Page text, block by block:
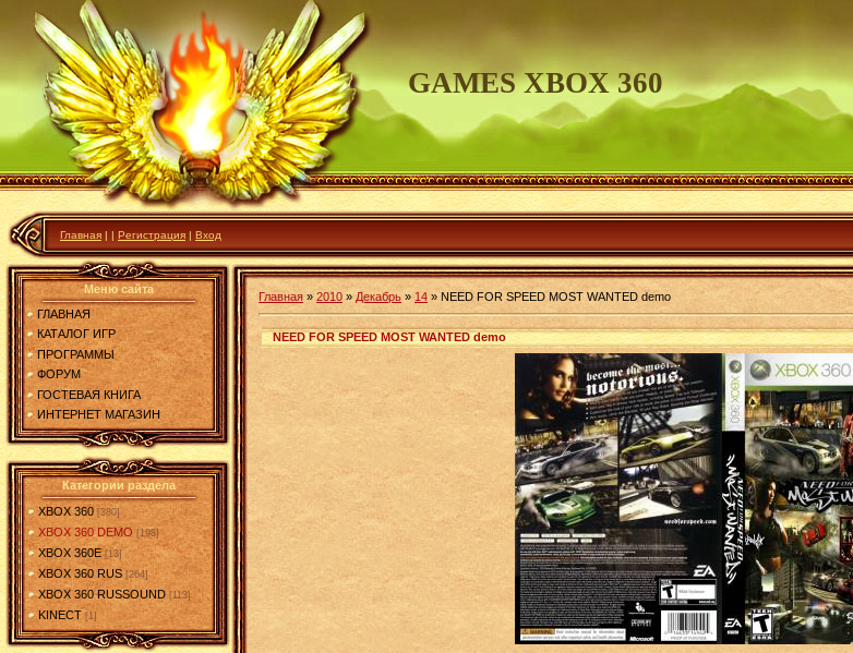
GAMES XBOX 360
Главная | | Регистрация | Вход
Меню сайта
ГЛАВНАЯ
КАТАЛОГ ИГР
ПРОГРАММЫ
ФОРУМ
ГОСТЕВАЯ КНИГА
ИНТЕРНЕТ МАГАЗИН
Категории раздела
XBOX 360 [380]
XBOX 360 DEMO [198]
XBOX 360E [13]
XBOX 360 RUS [264]
XBOX 360 RUSSOUND [113]
KINECT [1]
Главная » 2010 » Декабрь » 14 » NEED FOR SPEED MOST WANTED demo
NEED FOR SPEED MOST WANTED demo